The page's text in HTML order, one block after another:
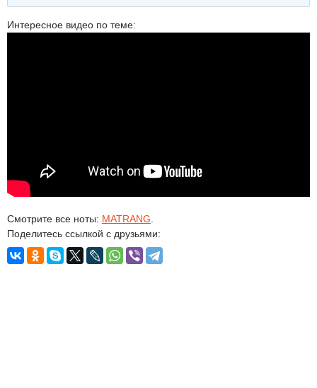
Интересное видео по теме:
Смотрите все ноты: MATRANG
Поделитесь ссылкой с друзьями: